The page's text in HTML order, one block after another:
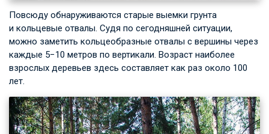
Повсюду обнаруживаются старые выемки грунта
и кольцевые отвалы. Судя по сегодняшней ситуации,
можно заметить кольцеобразные отвалы с вершины через
каждые 5−10 метров по вертикали. Возраст наиболее
взрослых деревьев здесь составляет как раз около 100
лет.